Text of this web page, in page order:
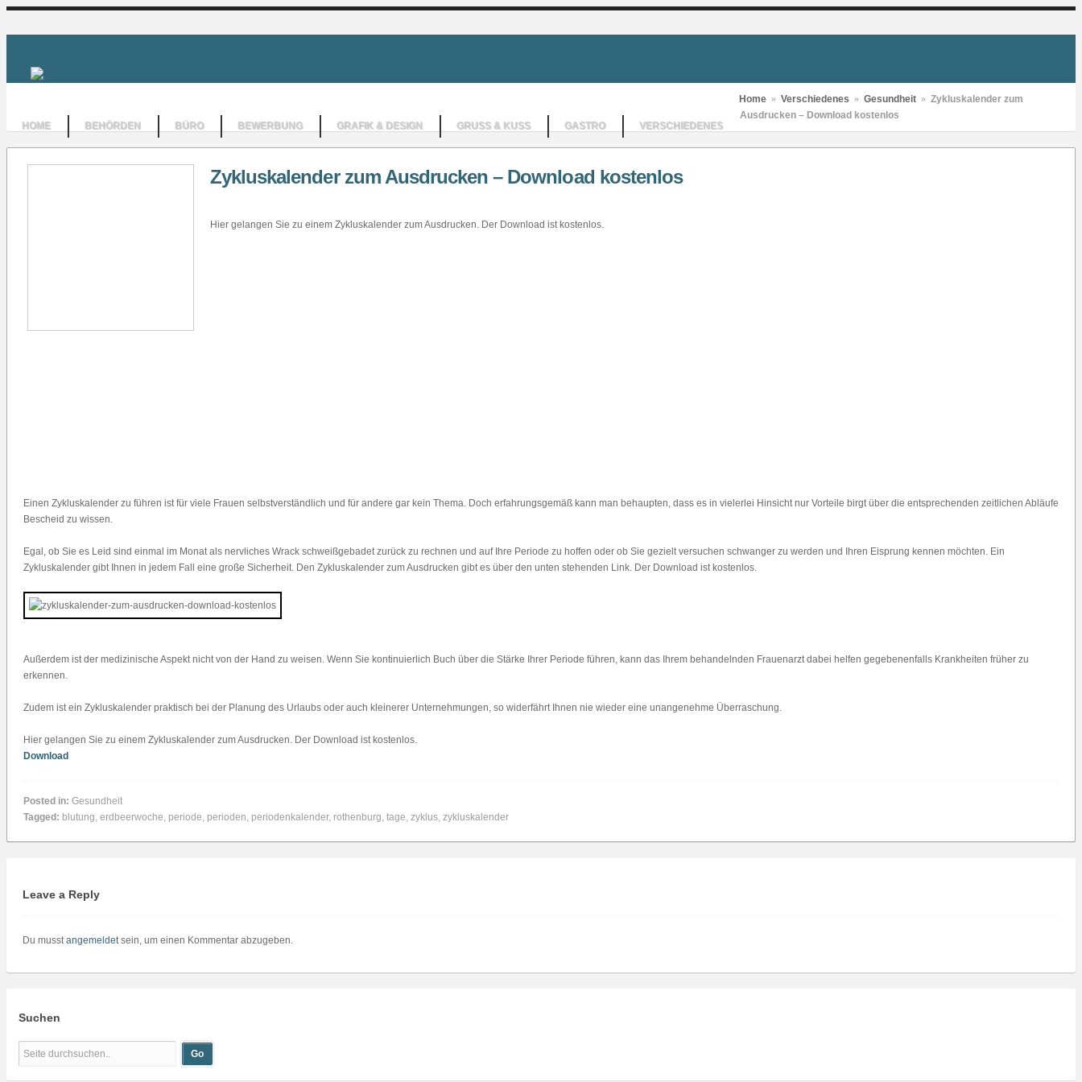
HOME BEHÖRDEN BÜRO BEWERBUNG GRAFIK & DESIGN GRUSS & KUSS GASTRO VERSCHIEDENES
Home » Verschiedenes » Gesundheit » Zykluskalender zum
Ausdrucken – Download kostenlos
Zykluskalender zum Ausdrucken – Download kostenlos
Hier gelangen Sie zu einem Zykluskalender zum Ausdrucken. Der Download ist kostenlos.
Einen Zykluskalender zu führen ist für viele Frauen selbstverständlich und für andere gar kein Thema. Doch erfahrungsgemäß kann man behaupten, dass es in vielerlei Hinsicht nur Vorteile birgt über die entsprechenden zeitlichen Abläufe
Bescheid zu wissen.
Egal, ob Sie es Leid sind einmal im Monat als nervliches Wrack schweißgebadet zurück zu rechnen und auf Ihre Periode zu hoffen oder ob Sie gezielt versuchen schwanger zu werden und Ihren Eisprung kennen möchten. Ein
Zykluskalender gibt Ihnen in jedem Fall eine große Sicherheit. Den Zykluskalender zum Ausdrucken gibt es über den unten stehenden Link. Der Download ist kostenlos.
Außerdem ist der medizinische Aspekt nicht von der Hand zu weisen. Wenn Sie kontinuierlich Buch über die Stärke Ihrer Periode führen, kann das Ihrem behandelnden Frauenarzt dabei helfen gegebenenfalls Krankheiten früher zu
erkennen.
Zudem ist ein Zykluskalender praktisch bei der Planung des Urlaubs oder auch kleinerer Unternehmungen, so widerfährt Ihnen nie wieder eine unangenehme Überraschung.
Hier gelangen Sie zu einem Zykluskalender zum Ausdrucken. Der Download ist kostenlos.
Download
Posted in: Gesundheit
Tagged: blutung, erdbeerwoche, periode, perioden, periodenkalender, rothenburg, tage, zyklus, zykluskalender
Leave a Reply
Du musstangemeldetsein, um einen Kommentar abzugeben.
Suchen